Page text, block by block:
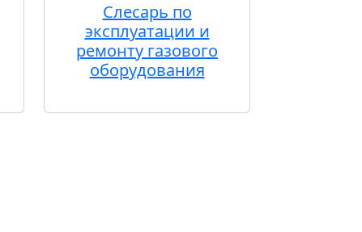
Слесарь по
эксплуатации и
ремонту газового
оборудования